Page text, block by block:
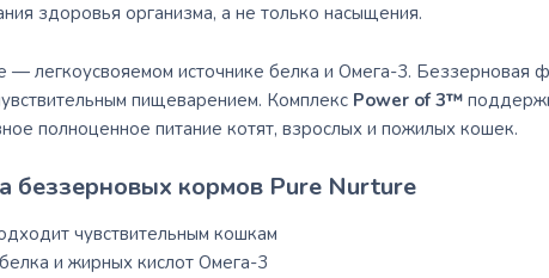
здоровья организма, а не только насыщения.
— легкоусвояемом источнике белка и Омега-3. Беззерновая
пищеварением. Комплекс Power of 3™
полноценное питание котят, взрослых и пожилых кошек.
беззерновых кормов Pure Nurture
чувствительным кошкам
и жирных кислот Омега-3